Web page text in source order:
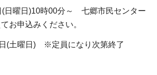
(日曜日)10時00分～ 七郷市民センター
てお申込みください。
(土曜日) ※定員になり次第終了